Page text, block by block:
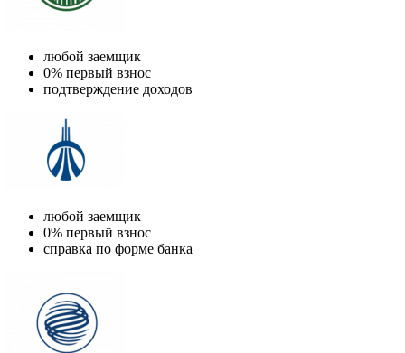
любой заемщик
0% первый взнос
подтверждение доходов
любой заемщик
0% первый взнос
справка по форме банка